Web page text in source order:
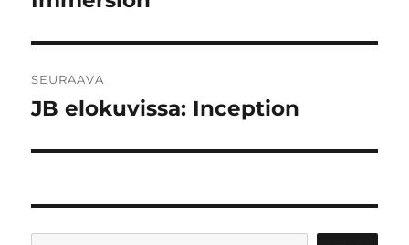
SEURAAVA
Seuraava
JB elokuvissa: Inception